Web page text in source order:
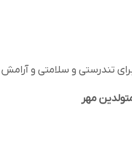
تندرستی و سلامتی و